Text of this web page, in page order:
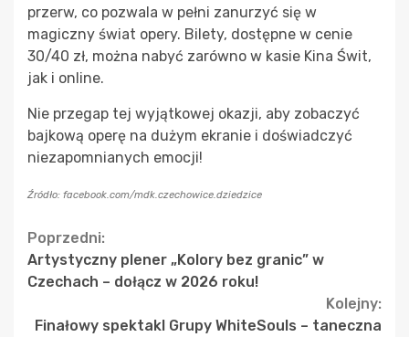
przerw, co pozwala w pełni zanurzyć się w
magiczny świat opery. Bilety, dostępne w cenie
30/40 zł, można nabyć zarówno w kasie Kina Świt,
jak i online.
Nie przegap tej wyjątkowej okazji, aby zobaczyć
bajkową operę na dużym ekranie i doświadczyć
niezapomnianych emocji!
Źródło: facebook.com/mdk.czechowice.dziedzice
Continue
Reading
Poprzedni:
Artystyczny plener „Kolory bez granic” w
Czechach – dołącz w 2026 roku!
Kolejny:
Finałowy spektakl Grupy WhiteSouls – taneczna